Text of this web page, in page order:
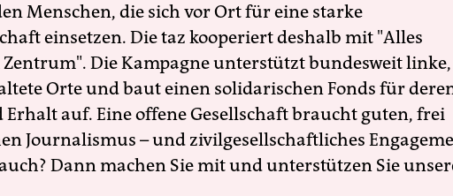
Menschen, die sich vor Ort für eine starke
einsetzen. Die taz kooperiert deshalb mit "Alles
Die Kampagne unterstützt bundesweit linke,
Orte und baut einen solidarischen Fonds für
Erhalt auf. Eine offene Gesellschaft braucht guten, frei
Journalismus – und zivilgesellschaftliches
Dann machen Sie mit und unterstützen Sie